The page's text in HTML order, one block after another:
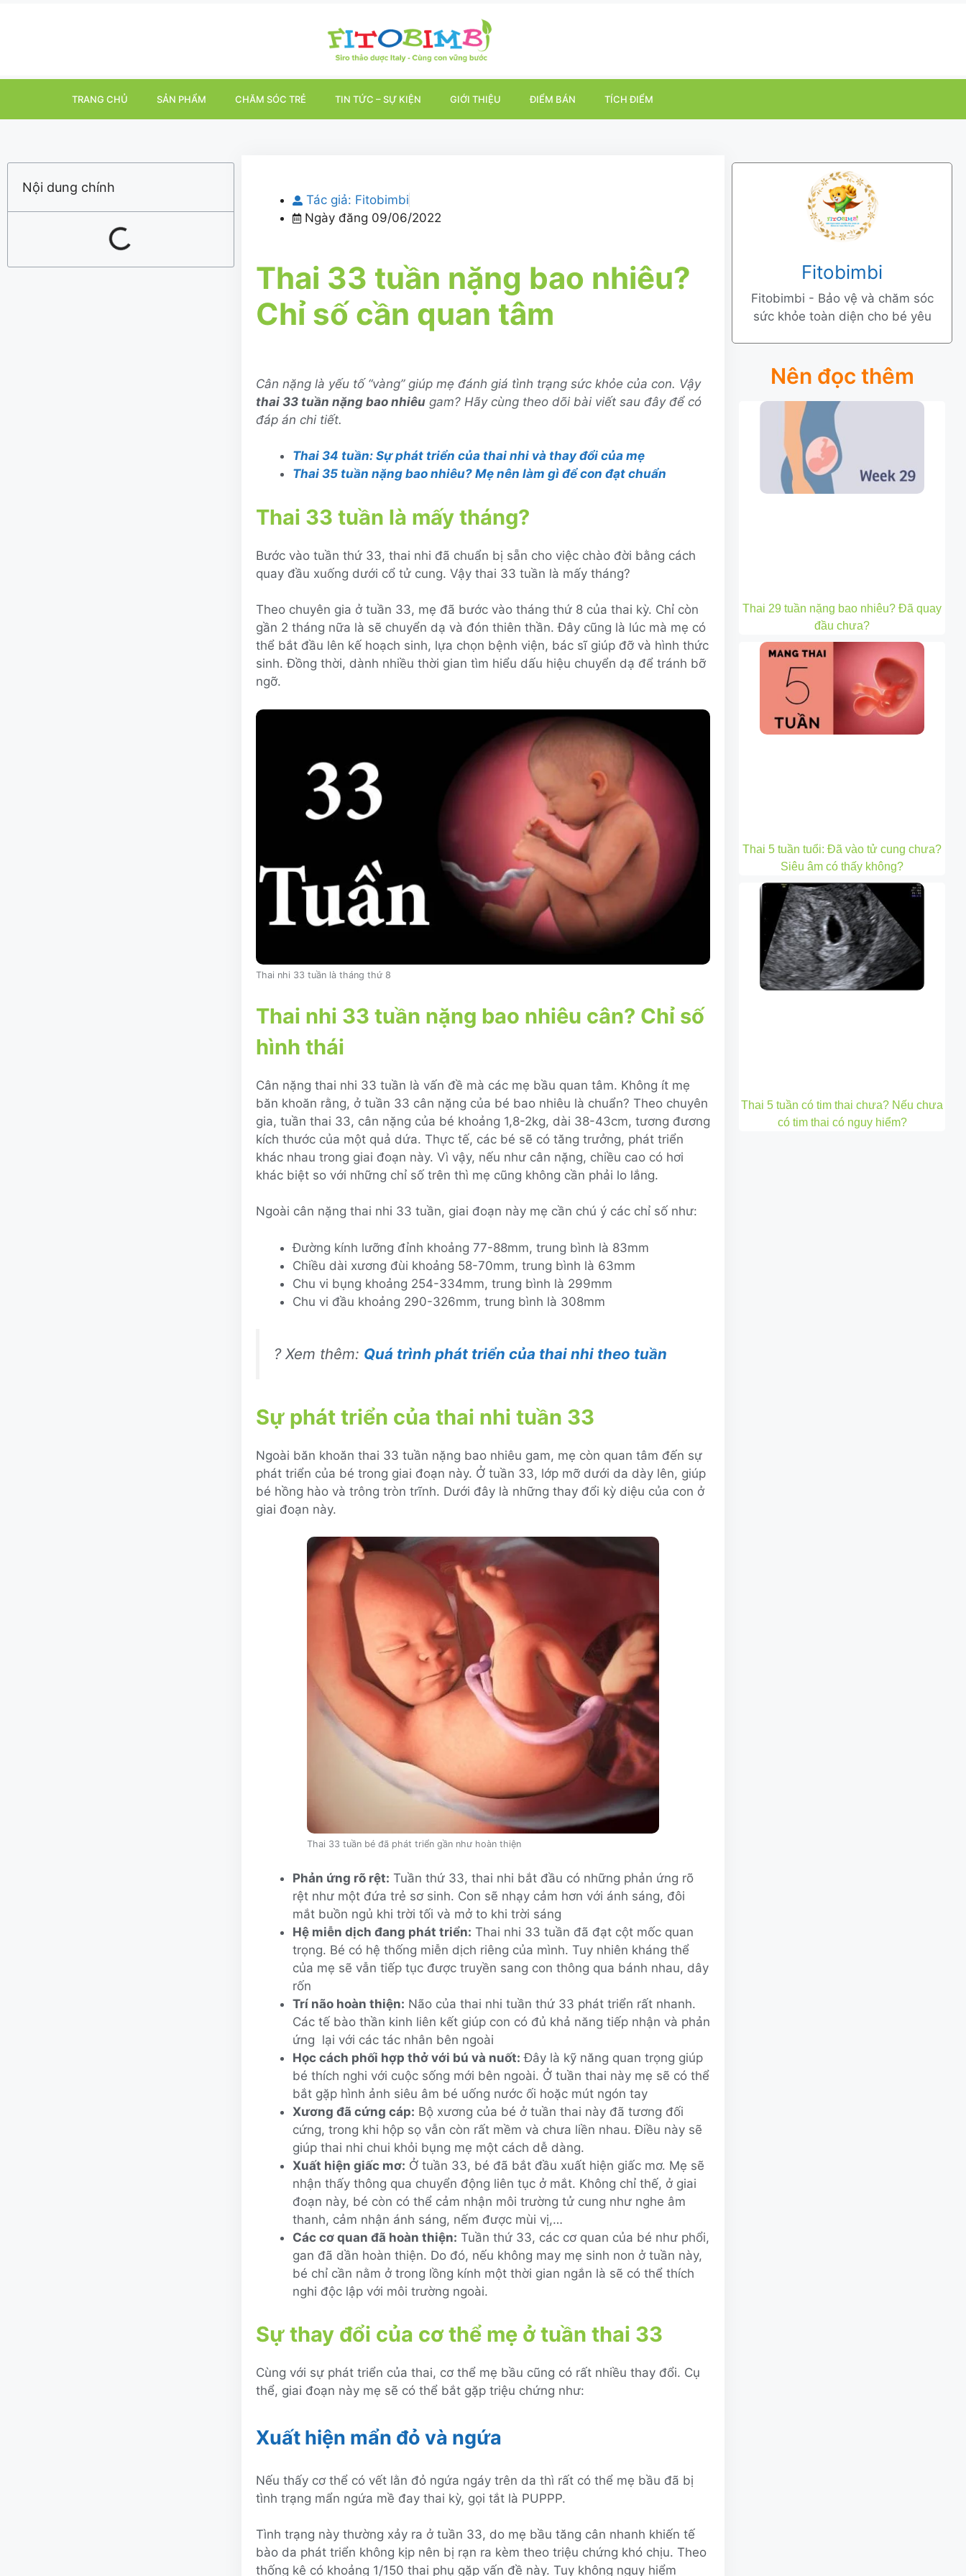
TRANG CHỦ SẢN PHẨM CHĂM SÓC TRẺ TIN TỨC – SỰ KIỆN GIỚI THIỆU ĐIỂM BÁN TÍCH ĐIỂM
Nội dung chính
Tác giả: Fitobimbi
Ngày đăng 09/06/2022
Thai 33 tuần nặng bao nhiêu?
Chỉ số cần quan tâm
Cân nặng là yếu tố “vàng” giúp mẹ đánh giá tình trạng sức khỏe của con. Vậy
thai 33 tuần nặng bao nhiêu gam? Hãy cùng theo dõi bài viết sau đây để có
đáp án chi tiết.
Thai 34 tuần: Sự phát triển của thai nhi và thay đổi của mẹ
Thai 35 tuần nặng bao nhiêu? Mẹ nên làm gì để con đạt chuẩn
Thai 33 tuần là mấy tháng?
Bước vào tuần thứ 33, thai nhi đã chuẩn bị sẵn cho việc chào đời bằng cách
quay đầu xuống dưới cổ tử cung. Vậy thai 33 tuần là mấy tháng?
Theo chuyên gia ở tuần 33, mẹ đã bước vào tháng thứ 8 của thai kỳ. Chỉ còn
gần 2 tháng nữa là sẽ chuyển dạ và đón thiên thần. Đây cũng là lúc mà mẹ có
thể bắt đầu lên kế hoạch sinh, lựa chọn bệnh viện, bác sĩ giúp đỡ và hình thức
sinh. Đồng thời, dành nhiều thời gian tìm hiểu dấu hiệu chuyển dạ để tránh bỡ
ngỡ.
Thai nhi 33 tuần là tháng thứ 8
Thai nhi 33 tuần nặng bao nhiêu cân? Chỉ số
hình thái
Cân nặng thai nhi 33 tuần là vấn đề mà các mẹ bầu quan tâm. Không ít mẹ
băn khoăn rằng, ở tuần 33 cân nặng của bé bao nhiêu là chuẩn? Theo chuyên
gia, tuần thai 33, cân nặng của bé khoảng 1,8-2kg, dài 38-43cm, tương đương
kích thước của một quả dứa. Thực tế, các bé sẽ có tăng trưởng, phát triển
khác nhau trong giai đoạn này. Vì vậy, nếu như cân nặng, chiều cao có hơi
khác biệt so với những chỉ số trên thì mẹ cũng không cần phải lo lắng.
Ngoài cân nặng thai nhi 33 tuần, giai đoạn này mẹ cần chú ý các chỉ số như:
Đường kính lưỡng đỉnh khoảng 77-88mm, trung bình là 83mm
Chiều dài xương đùi khoảng 58-70mm, trung bình là 63mm
Chu vi bụng khoảng 254-334mm, trung bình là 299mm
Chu vi đầu khoảng 290-326mm, trung bình là 308mm
? Xem thêm: Quá trình phát triển của thai nhi theo tuần
Sự phát triển của thai nhi tuần 33
Ngoài băn khoăn thai 33 tuần nặng bao nhiêu gam, mẹ còn quan tâm đến sự
phát triển của bé trong giai đoạn này. Ở tuần 33, lớp mỡ dưới da dày lên, giúp
bé hồng hào và trông tròn trĩnh. Dưới đây là những thay đổi kỳ diệu của con ở
giai đoạn này.
Thai 33 tuần bé đã phát triển gần như hoàn thiện
Phản ứng rõ rệt: Tuần thứ 33, thai nhi bắt đầu có những phản ứng rõ
rệt như một đứa trẻ sơ sinh. Con sẽ nhạy cảm hơn với ánh sáng, đôi
mắt buồn ngủ khi trời tối và mở to khi trời sáng
Hệ miễn dịch đang phát triển: Thai nhi 33 tuần đã đạt cột mốc quan
trọng. Bé có hệ thống miễn dịch riêng của mình. Tuy nhiên kháng thể
của mẹ sẽ vẫn tiếp tục được truyền sang con thông qua bánh nhau, dây
rốn
Trí não hoàn thiện: Não của thai nhi tuần thứ 33 phát triển rất nhanh.
Các tế bào thần kinh liên kết giúp con có đủ khả năng tiếp nhận và phản
ứng lại với các tác nhân bên ngoài
Học cách phối hợp thở với bú và nuốt: Đây là kỹ năng quan trọng giúp
bé thích nghi với cuộc sống mới bên ngoài. Ở tuần thai này mẹ sẽ có thể
bắt gặp hình ảnh siêu âm bé uống nước ối hoặc mút ngón tay
Xương đã cứng cáp: Bộ xương của bé ở tuần thai này đã tương đối
cứng, trong khi hộp sọ vẫn còn rất mềm và chưa liền nhau. Điều này sẽ
giúp thai nhi chui khỏi bụng mẹ một cách dễ dàng.
Xuất hiện giấc mơ: Ở tuần 33, bé đã bắt đầu xuất hiện giấc mơ. Mẹ sẽ
nhận thấy thông qua chuyển động liên tục ở mắt. Không chỉ thế, ở giai
đoạn này, bé còn có thể cảm nhận môi trường tử cung như nghe âm
thanh, cảm nhận ánh sáng, nếm được mùi vị,…
Các cơ quan đã hoàn thiện: Tuần thứ 33, các cơ quan của bé như phổi,
gan đã dần hoàn thiện. Do đó, nếu không may mẹ sinh non ở tuần này,
bé chỉ cần nằm ở trong lồng kính một thời gian ngắn là sẽ có thể thích
nghi độc lập với môi trường ngoài.
Sự thay đổi của cơ thể mẹ ở tuần thai 33
Cùng với sự phát triển của thai, cơ thể mẹ bầu cũng có rất nhiều thay đổi. Cụ
thể, giai đoạn này mẹ sẽ có thể bắt gặp triệu chứng như:
Xuất hiện mẩn đỏ và ngứa
Nếu thấy cơ thể có vết lằn đỏ ngứa ngáy trên da thì rất có thể mẹ bầu đã bị
tình trạng mẩn ngứa mề đay thai kỳ, gọi tắt là PUPPP.
Tình trạng này thường xảy ra ở tuần 33, do mẹ bầu tăng cân nhanh khiến tế
bào da phát triển không kịp nên bị rạn ra kèm theo triệu chứng khó chịu. Theo
thống kê có khoảng 1/150 thai phụ gặp vấn đề này. Tuy không nguy hiểm
Fitobimbi
Fitobimbi - Bảo vệ và chăm sóc
sức khỏe toàn diện cho bé yêu
Nên đọc thêm
Thai 29 tuần nặng bao nhiêu? Đã quay
đầu chưa?
Thai 5 tuần tuổi: Đã vào tử cung chưa?
Siêu âm có thấy không?
Thai 5 tuần có tim thai chưa? Nếu chưa
có tim thai có nguy hiểm?